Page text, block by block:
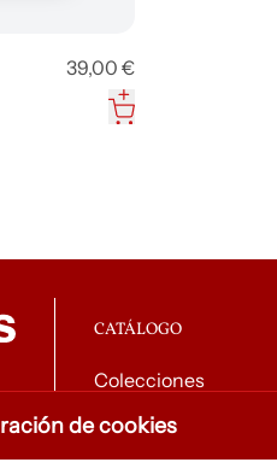
39,00 €
CATÁLOGO
Colecciones
Descargar catálogo
de cookies